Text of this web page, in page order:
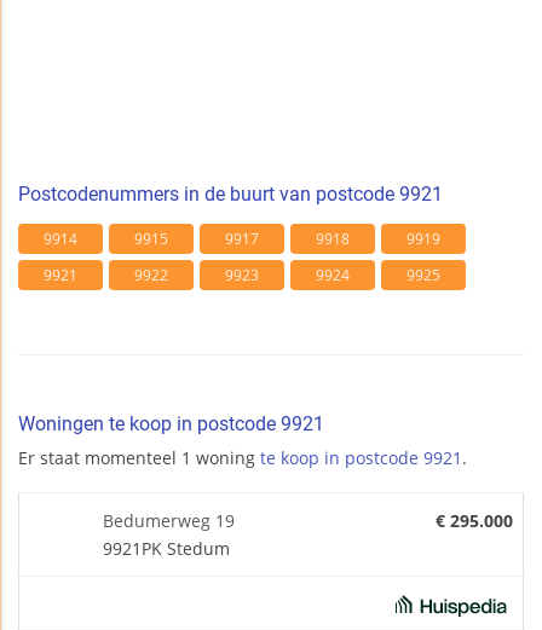
Postcodenummers in de buurt van postcode 9921
9914 9915 9917 9918
9919
9921
9922 9923 9924 9925
Woningen te koop in postcode 9921
Er staat momenteel 1 woning te koop in postcode 9921 .
Bedumerweg 19
9921PK Stedum
€ 295.000